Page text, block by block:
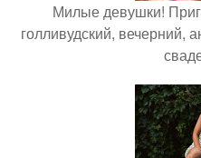
Милые девушки!
голливудский, вечерний,